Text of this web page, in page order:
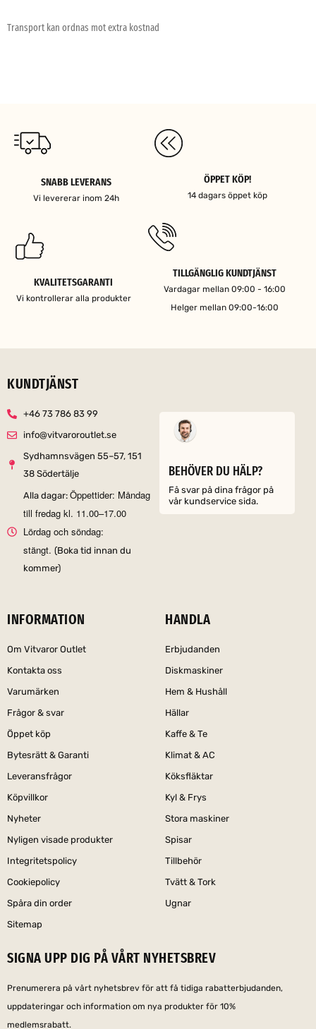
Transport kan ordnas mot extra kostnad
SNABB LEVERANS
Vi levererar inom 24h
ÖPPET KÖP!
14 dagars öppet köp
KVALITETSGARANTI
Vi kontrollerar alla produkter
TILLGÄNGLIG KUNDTJÄNST
Vardagar mellan 09:00 - 16:00
Helger mellan 09:00-16:00
KUNDTJÄNST
+46 73 786 83 99
info@vitvaroroutlet.se
Sydhamnsvägen 55–57, 151
38 Södertälje
Alla dagar: Öppettider: Måndag
till fredag kl. 11.00–17.00
Lördag och söndag:
stängt. (Boka tid innan du
kommer)
BEHÖVER DU HÄLP?
Få svar på dina frågor på
vår kundservice sida.
INFORMATION
Om Vitvaror Outlet
Kontakta oss
Varumärken
Frågor & svar
Öppet köp
Bytesrätt & Garanti
Leveransfrågor
Köpvillkor
Nyheter
Nyligen visade produkter
Integritetspolicy
Cookiepolicy
Spåra din order
Sitemap
HANDLA
Erbjudanden
Diskmaskiner
Hem & Hushåll
Hällar
Kaffe & Te
Klimat & AC
Köksfläktar
Kyl & Frys
Stora maskiner
Spisar
Tillbehör
Tvätt & Tork
Ugnar
SIGNA UPP DIG PÅ VÅRT NYHETSBREV
Prenumerera på vårt nyhetsbrev för att få tidiga rabatterbjudanden,
uppdateringar och information om nya produkter för 10%
medlemsrabatt.